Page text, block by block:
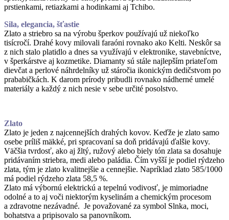
prstienkami, retiazkami a hodinkami aj Tchibo.
Sila, elegancia, šťastie
Zlato a striebro sa na výrobu šperkov používajú už niekoľko
tisícročí. Drahé kovy milovali faraóni rovnako ako Kelti. Neskôr sa
z nich stalo platidlo a dnes sa využívajú v elektronike, stavebníctve,
v šperkárstve aj kozmetike. Diamanty sú stále najlepším priateľom
dievčat a perlové náhrdelníky už stáročia ikonickým dedičstvom po
prababičkách. K darom prírody pribudli rovnako nádherné umelé
materiály a každý z nich nesie v sebe určité posolstvo.
Zlato
Zlato je jeden z najcennejších drahých kovov. Keďže je zlato samo
osebe príliš mäkké, pri spracovaní sa doň pridávajú ďalšie kovy.
Väčšia tvrdosť, ako aj žltý, ružový alebo biely tón zlata sa dosahuje
pridávaním striebra, medi alebo paládia. Čím vyšší je podiel rýdzeho
zlata, tým je zlato kvalitnejšie a cennejšie. Napríklad zlato 585/1000
má podiel rýdzeho zlata 58,5 %.
Zlato má výbornú elektrickú a tepelnú vodivosť, je mimoriadne
odolné a to aj voči niektorým kyselinám a chemickým procesom
a zdravotne nezávadné. Je považované za symbol Slnka, moci,
bohatstva a pripisovalo sa panovníkom.